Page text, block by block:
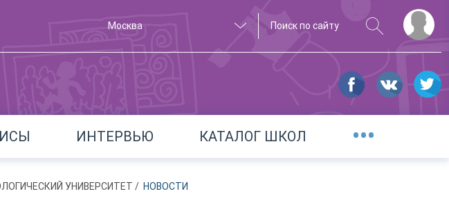
Москва
ИНТЕРВЬЮ КАТАЛОГ ШКОЛ •••
УНИВЕРСИТЕТ / НОВОСТИ